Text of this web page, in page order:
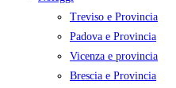
Treviso e Provincia
Padova e Provincia
Vicenza e provincia
Brescia e Provincia